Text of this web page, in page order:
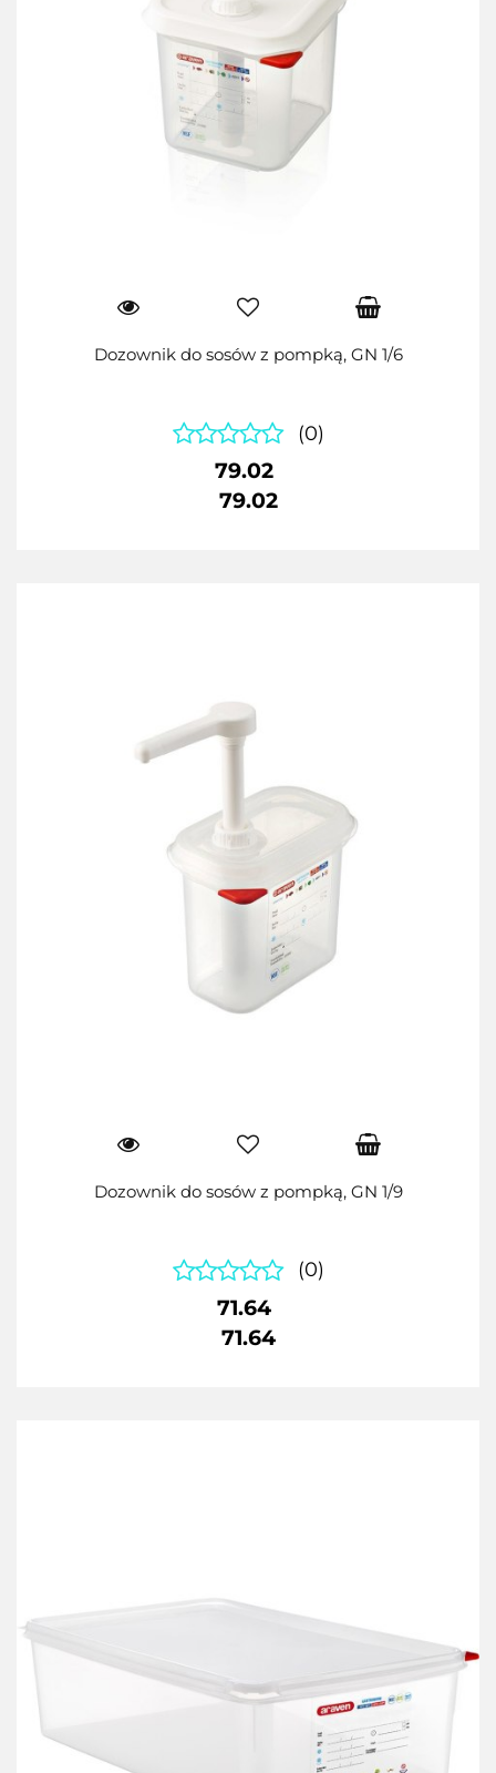
Dozownik do sosów z pompką, GN 1/6
(0)
79.02
79.02
Dozownik do sosów z pompką, GN 1/9
(0)
71.64
71.64